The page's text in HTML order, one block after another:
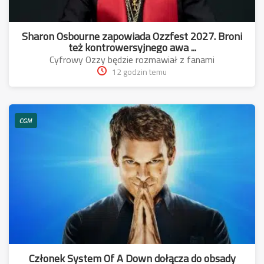
Sharon Osbourne zapowiada Ozzfest 2027. Broni
też kontrowersyjnego awa ...
Cyfrowy Ozzy będzie rozmawiał z fanami
12 godzin temu
CGM
Członek System Of A Down dołącza do obsady